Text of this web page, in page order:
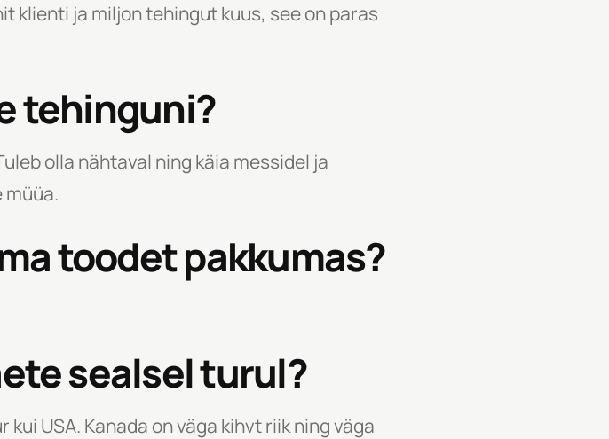
klienti ja miljon tehingut kuus, see on paras
tehinguni?
olla nähtaval ning käia messidel ja
müüa.
toodet pakkumas?
sealsel turul?
USA. Kanada on väga kihvt riik ning väga